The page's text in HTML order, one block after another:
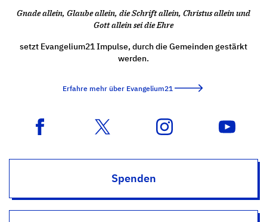
Gnade allein, Glaube allein, die Schrift allein, Christus allein und
Gott allein sei die Ehre
setzt Evangelium21 Impulse, durch die Gemeinden gestärkt
werden.
Erfahre mehr über Evangelium21
Spenden